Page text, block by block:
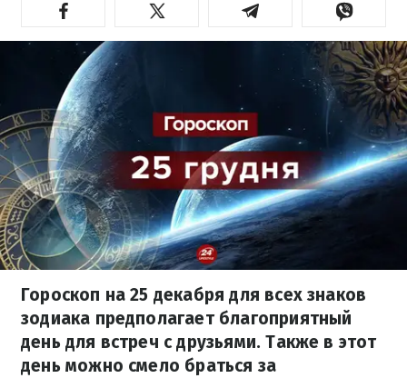
Гороскоп на 25 декабря для всех знаков
зодиака предполагает благоприятный
день для встреч с друзьями. Также в этот
день можно смело браться за